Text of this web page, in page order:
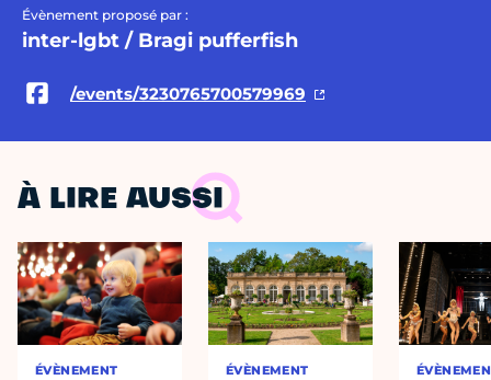
Évènement proposé par :
inter-lgbt / Bragi pufferfish
/events/3230765700579969
À LIRE AUSSI
ÉVÈNEMENT ÉVÈNEMENT